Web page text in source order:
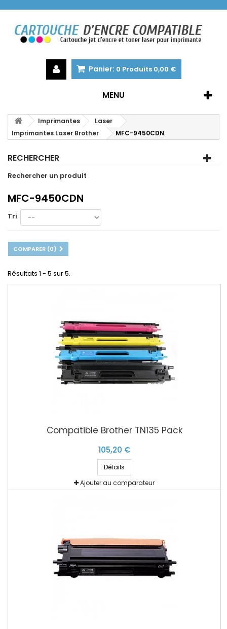
Panier: 0 Produits 0,00 €
MENU
Imprimantes
Laser
Imprimantes Laser Brother
MFC-9450CDN
RECHERCHER
Rechercher un produit
MFC-9450CDN
Tri
COMPARER (0)
Résultats 1 - 5 sur 5.
Compatible Brother TN135 Pack
105,20 €
Détails
Ajouter au comparateur